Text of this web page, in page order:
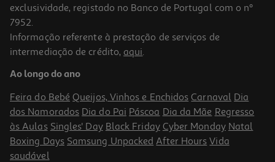
exclusividade, registado no Banco de Portugal com o nº
7952.
Informação referente à prestação de serviços de
intermediação de crédito, aqui.
Ao longo do ano
Feira do Bebé Queijos, Vinhos e Enchidos Carnaval Dia
dos Namorados Dia do Pai Páscoa Dia da Mãe Regresso
às Aulas Singles' Day Black Friday Cyber Monday Natal
Boxing Days Samsung Unpacked After Hours Vida
saudável